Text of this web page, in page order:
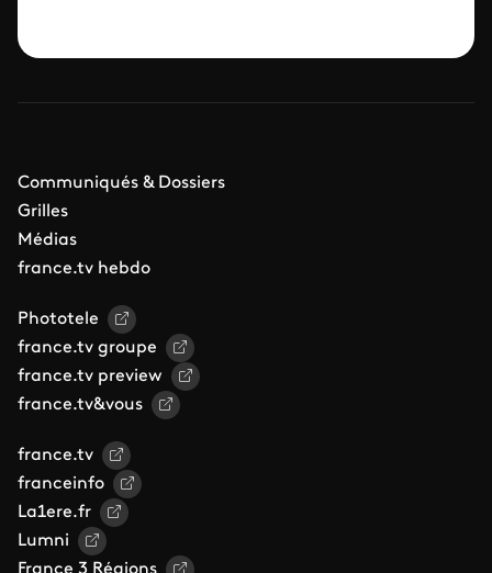
Communiqués & Dossiers
Grilles
Médias
france.tv hebdo
Phototele
france.tv groupe
france.tv preview
france.tv&vous
france.tv
franceinfo
La1ere.fr
Lumni
France 3 Régions